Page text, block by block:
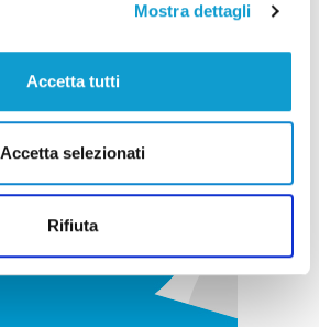
Mostra dettagli
Accetta tutti
Accetta selezionati
Rifiuta